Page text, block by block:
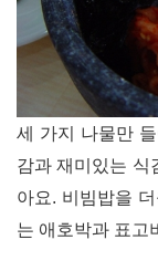
세 가지 나물만
감과 재미있는 식
아요. 비빔밥을
는 애호박과 표고